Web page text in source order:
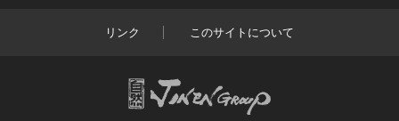
リンク このサイトについて